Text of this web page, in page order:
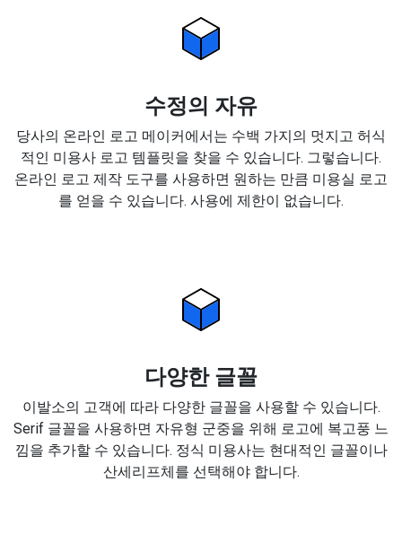
수정의 자유
당사의 온라인 로고 메이커에서는 수백 가지의 멋지고 허식
적인 미용사 로고 템플릿을 찾을 수 있습니다. 그렇습니다.
온라인 로고 제작 도구를 사용하면 원하는 만큼 미용실 로고
를 얻을 수 있습니다. 사용에 제한이 없습니다.
다양한 글꼴
이발소의 고객에 따라 다양한 글꼴을 사용할 수 있습니다.
Serif 글꼴을 사용하면 자유형 군중을 위해 로고에 복고풍 느
낌을 추가할 수 있습니다. 정식 미용사는 현대적인 글꼴이나
산세리프체를 선택해야 합니다.